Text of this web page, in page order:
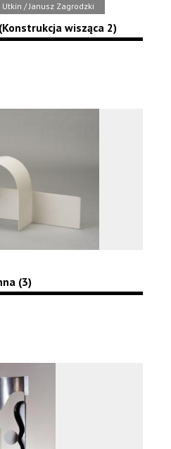
/ Janusz Zagrodzki
wisząca 2)
(3)